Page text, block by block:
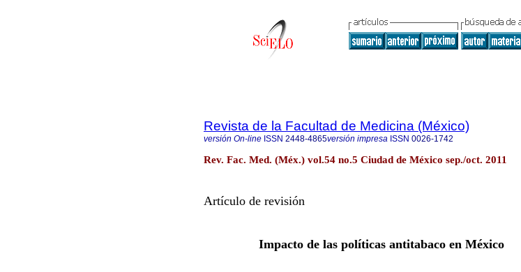
Revista de la Facultad de Medicina (México)
versión On-line ISSN 2448-4865versión impresa ISSN 0026-1742
Rev. Fac. Med. (Méx.) vol.54 no.5 Ciudad de México sep./oct. 2011
Artículo de revisión
Impacto de las políticas antitabaco en México